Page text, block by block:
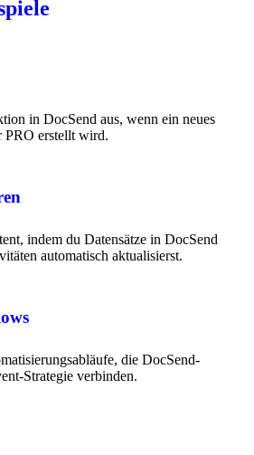
in DocSend aus, wenn ein neues
PRO erstellt wird.
indem du Datensätze in DocSend
automatisch aktualisierst.
die DocSend-
Strategie verbinden.